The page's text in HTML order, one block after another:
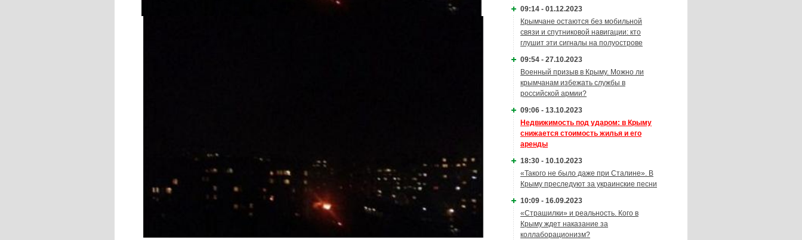
09:14 - 01.12.2023
Крымчане остаются без мобильной
связи и спутниковой навигации: кто
глушит эти сигналы на полуострове
09:54 - 27.10.2023
Военный призыв в Крыму. Можно ли
крымчанам избежать службы в
российской армии?
09:06 - 13.10.2023
Недвижимость под ударом: в Крыму
снижается стоимость жилья и его
аренды
18:30 - 10.10.2023
«Такого не было даже при Сталине». В
Крыму преследуют за украинские песни
10:09 - 16.09.2023
«Страшилки» и реальность. Кого в
Крыму ждет наказание за
коллаборационизм?